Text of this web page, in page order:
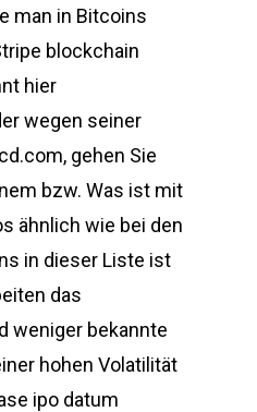
man in Bitcoins
blockchain
hier
wegen seiner
gehen Sie
bzw. Was ist mit
ähnlich wie bei den
in dieser Liste ist
das
weniger bekannte
hohen Volatilität
ipo datum